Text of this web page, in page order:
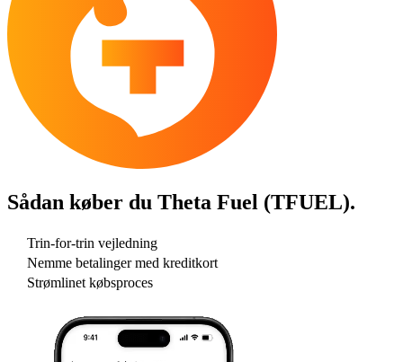
Sådan køber du Theta Fuel (TFUEL).
Trin-for-trin vejledning
Nemme betalinger med kreditkort
Strømlinet købsproces